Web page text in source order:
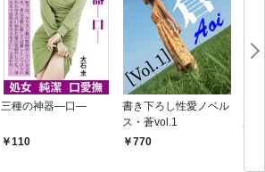
三種の神器―口―
110
書き下ろし性愛ノベル
ス・蒼vol.1
770